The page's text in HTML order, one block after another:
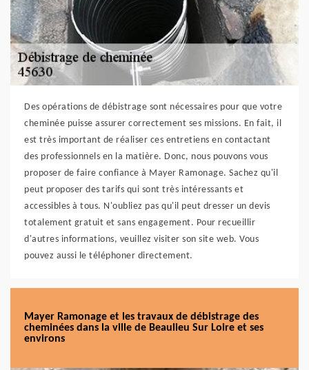
Des opérations de débistrage sont nécessaires pour que votre
cheminée puisse assurer correctement ses missions. En fait, il
est très important de réaliser ces entretiens en contactant
des professionnels en la matière. Donc, nous pouvons vous
proposer de faire confiance à Mayer Ramonage. Sachez qu'il
peut proposer des tarifs qui sont très intéressants et
accessibles à tous. N'oubliez pas qu'il peut dresser un devis
totalement gratuit et sans engagement. Pour recueillir
d'autres informations, veuillez visiter son site web. Vous
pouvez aussi le téléphoner directement.
Mayer Ramonage et les travaux de débistrage des
cheminées dans la ville de Beaulieu Sur Loire et ses
environs